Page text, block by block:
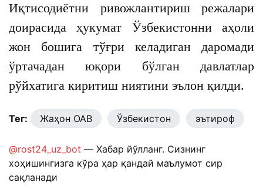
Иқтисодиётни ривожлантириш режалари
доирасида ҳукумат Ўзбекистонни аҳоли
жон бошига тўғри келадиган даромади
ўртачадан юқори бўлган давлатлар
рўйхатига киритиш ниятини эълон қилди.
Тег: Жаҳон ОАВ Ўзбекистон эътироф
@rost24_uz_bot — Хабар йўлланг. Сизнинг
хоҳишингизга кўра ҳар қандай маълумот сир
сақланади